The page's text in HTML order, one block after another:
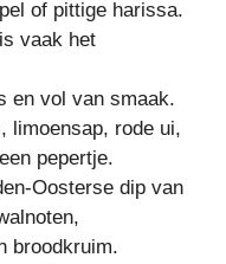
of pittige harissa.
vaak het
en vol van smaak.
limoensap, rode ui,
pepertje.
Oosterse dip van
broodkruim.